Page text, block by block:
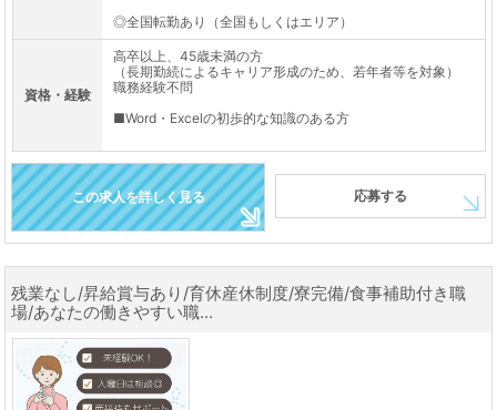
◎全国転勤あり（全国もしくはエリア）
資格・経験
高卒以上、45歳未満の方
（長期勤続によるキャリア形成のため、若年者等を対象）
職務経験不問
■Word・Excelの初歩的な知識のある方
この求人を詳しく見る 応募する
残業なし/昇給賞与あり/育休産休制度/寮完備/食事補助付き職
場/あなたの働きやすい職...